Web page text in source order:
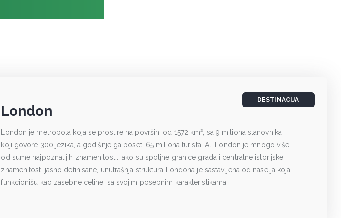
DESTINACIJA
London
London je metropola koja se prostire na površini od 1572 km², sa 9 miliona stanovnika
koji govore 300 jezika, a godišnje ga poseti 65 miliona turista. Ali London je mnogo više
od sume najpoznatijih znamenitosti. Iako su spoljne granice grada i centralne istorijske
znamenitosti jasno definisane, unutrašnja struktura Londona je sastavljena od naselja koja
funkcionišu kao zasebne celine, sa svojim posebnim karakteristikama.